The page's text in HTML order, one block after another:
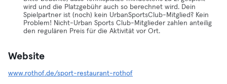
wird und die Platzgebühr auch so berechnet wird. Dein
Spielpartner ist (noch) kein UrbanSportsClub-Mitglied? Kein
Problem! Nicht-Urban Sports Club-Mitglieder zahlen anteilig
den regulären Preis für die Aktivität vor Ort.
Website
www.rothof.de/sport-restaurant-rothof